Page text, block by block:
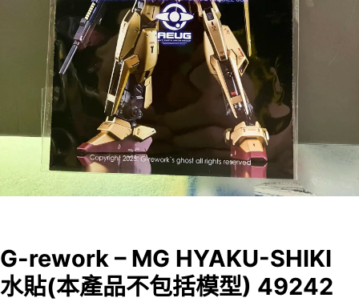
G-rework – MG HYAKU-SHIKI
水貼(本產品不包括模型) 49242